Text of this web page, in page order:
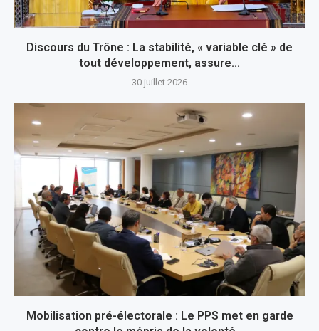
Discours du Trône : La stabilité, « variable clé » de
tout développement, assure...
30 juillet 2026
Mobilisation pré-électorale : Le PPS met en garde